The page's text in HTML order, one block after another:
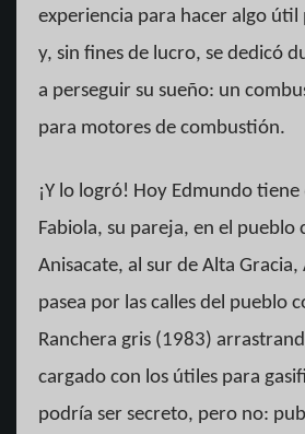
experiencia para hacer algo
y, sin fines de lucro, se dedicó
a perseguir su sueño: un
para motores de combustión.
¡Y lo logró! Hoy Edmundo
Fabiola, su pareja, en el pueblo
Anisacate, al sur de Alta
pasea por las calles del pueblo
Ranchera gris (1983)
cargado con los útiles para
podría ser secreto, pero no: